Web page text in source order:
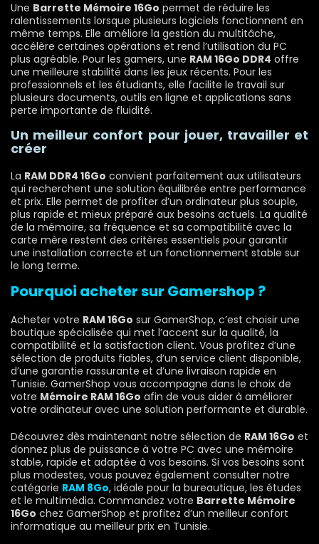
Une Barrette Mémoire 16Go permet de réduire les
ralentissements lorsque plusieurs logiciels fonctionnent en
même temps. Elle améliore la gestion du multitâche,
accélère certaines opérations et rend l’utilisation du PC
plus agréable. Pour les gamers, une RAM 16Go DDR4 offre
une meilleure stabilité dans les jeux récents. Pour les
professionnels et les étudiants, elle facilite le travail sur
plusieurs documents, outils en ligne et applications sans
perte importante de fluidité.
Un meilleur confort pour jouer, travailler et
créer
La RAM DDR4 16Go convient parfaitement aux utilisateurs
qui recherchent une solution équilibrée entre performance
et prix. Elle permet de profiter d’un ordinateur plus souple,
plus rapide et mieux préparé aux besoins actuels. La qualité
de la mémoire, sa fréquence et sa compatibilité avec la
carte mère restent des critères essentiels pour garantir
une installation correcte et un fonctionnement stable sur
le long terme.
Pourquoi acheter sur Gamershop ?
Acheter votre RAM 16Go sur GamerShop, c’est choisir une
boutique spécialisée qui met l’accent sur la qualité, la
compatibilité et la satisfaction client. Vous profitez d’une
sélection de produits fiables, d’un service client disponible,
d’une garantie rassurante et d’une livraison rapide en
Tunisie. GamerShop vous accompagne dans le choix de
votre Mémoire RAM 16Go afin de vous aider à améliorer
votre ordinateur avec une solution performante et durable.
Découvrez dès maintenant notre sélection de RAM 16Go et
donnez plus de puissance à votre PC avec une mémoire
stable, rapide et adaptée à vos besoins. Si vos besoins sont
plus modestes, vous pouvez également consulter notre
catégorie RAM 8Go, idéale pour la bureautique, les études
et le multimédia. Commandez votre Barrette Mémoire
16Go chez GamerShop et profitez d’un meilleur confort
informatique au meilleur prix en Tunisie.